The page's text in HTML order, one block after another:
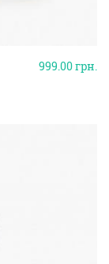
999.00грн.